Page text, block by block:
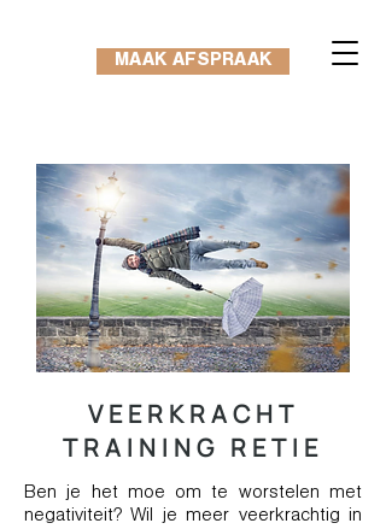
MAAK AFSPRAAK
VEERKRACHT
TRAINING RETIE
Ben je het moe om te worstelen met
negativiteit? Wil je meer veerkrachtig in